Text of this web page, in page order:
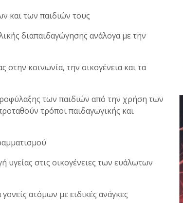
και των παιδιών τους
διαπαιδαγώγησης ανάλογα με την
κοινωνία, την οικογένεια και τα
των παιδιών από την χρήση των
τρόποι παιδαγωγικής και
στις οικογένειες των ευάλωτων
ατόμων με ειδικές ανάγκες